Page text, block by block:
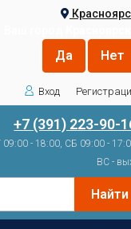
Вход
+7 (391) 223-90-
- 18:00, СБ 09:00 -
ВС -
Найти